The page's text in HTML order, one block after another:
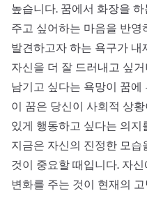
높습니다. 꿈에서 화장을
주고 싶어하는 마음을 반
발견하고자 하는 욕구가 내
자신을 더 잘 드러내고 싶
남기고 싶다는 욕망이 꿈
이 꿈은 당신이 사회적 상
있게 행동하고 싶다는 의
지금은 자신의 진정한 모
것이 중요할 때입니다. 자
변화를 주는 것이 현재의